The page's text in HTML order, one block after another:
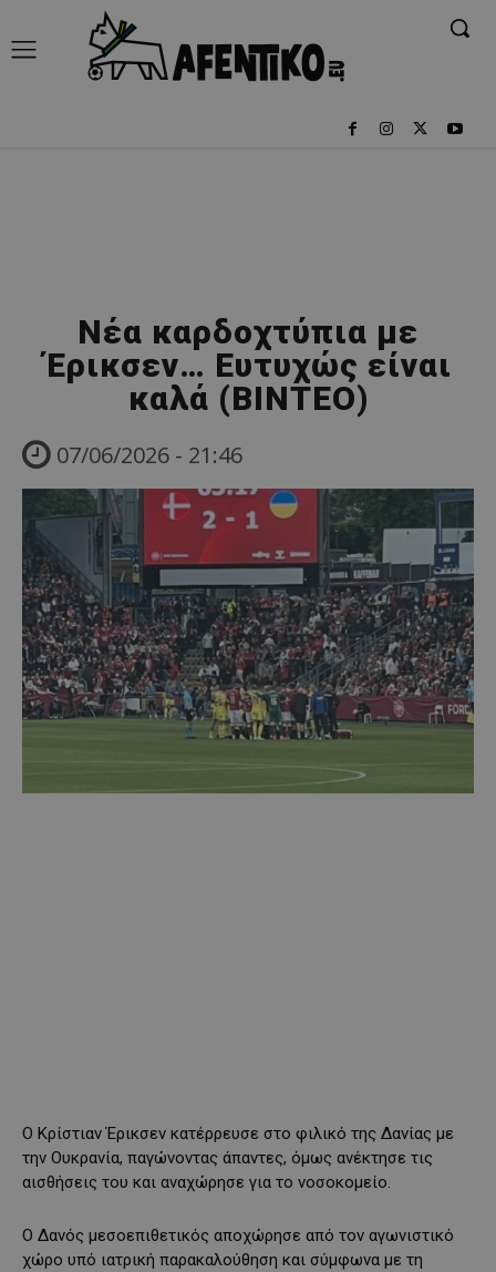
Nέα καρδοχτύπια με
Έρικσεν… Ευτυχώς είναι
καλά (BINTEO)
07/06/2026 - 21:46
Ο Κρίστιαν Έρικσεν κατέρρευσε στο φιλικό της Δανίας με
την Ουκρανία, παγώνοντας άπαντες, όμως ανέκτησε τις
αισθήσεις του και αναχώρησε για το νοσοκομείο.
Ο Δανός μεσοεπιθετικός αποχώρησε από τον αγωνιστικό
χώρο υπό ιατρική παρακαλούθηση και σύμφωνα με τη